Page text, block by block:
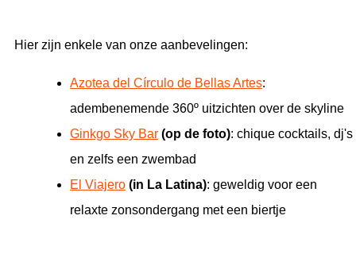
Hier zijn enkele van onze aanbevelingen:
Azotea del Círculo de Bellas Artes:
adembenemende 360º uitzichten over de skyline
Ginkgo Sky Bar (op de foto): chique cocktails, dj's
en zelfs een zwembad
El Viajero (in La Latina): geweldig voor een
relaxte zonsondergang met een biertje